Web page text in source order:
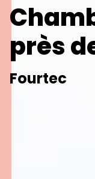
près
Fourtec